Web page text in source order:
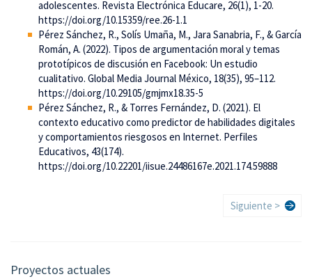
adolescentes. Revista Electrónica Educare, 26(1), 1-20.
https://doi.org/10.15359/ree.26-1.1
Pérez Sánchez, R., Solís Umaña, M., Jara Sanabria, F., & García
Román, A. (2022). Tipos de argumentación moral y temas
prototípicos de discusión en Facebook: Un estudio
cualitativo. Global Media Journal México, 18(35), 95–112.
https://doi.org/10.29105/gmjmx18.35-5
Pérez Sánchez, R., & Torres Fernández, D. (2021). El
contexto educativo como predictor de habilidades digitales
y comportamientos riesgosos en Internet. Perfiles
Educativos, 43(174).
https://doi.org/10.22201/iisue.24486167e.2021.174.59888
Siguiente
Siguiente >
Proyectos actuales